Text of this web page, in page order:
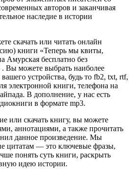
авторов и заканчивая
наследие в истории
скачать или читать онлайн
книги «Теперь мы квиты,
Амурская бесплатно без
. Вы можете выбрать наиболее
устройства, будь то fb2, txt, rtf,
электронной книги, телефона на
В дополнение, у нас есть
в формате mp3.
или скачать книгу, вы можете
аннотациями, а также прочитать
данное произведение. Мы
цитатам — это ключевые фразы,
понять суть книги, раскрыть
идею истории.